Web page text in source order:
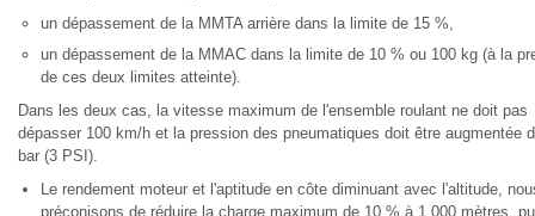
un dépassement de la MMTA arrière dans la limite de 15 %,
un dépassement de la MMAC dans la limite de 10 % ou 100 kg (à la
de ces deux limites atteinte).
Dans les deux cas, la vitesse maximum de l'ensemble roulant ne doit pas
dépasser 100 km/h et la pression des pneumatiques doit être augmentée
bar (3 PSI).
Le rendement moteur et l'aptitude en côte diminuant avec l'altitude,
préconisons de réduire la charge maximum de 10 % à 1 000 mètres,